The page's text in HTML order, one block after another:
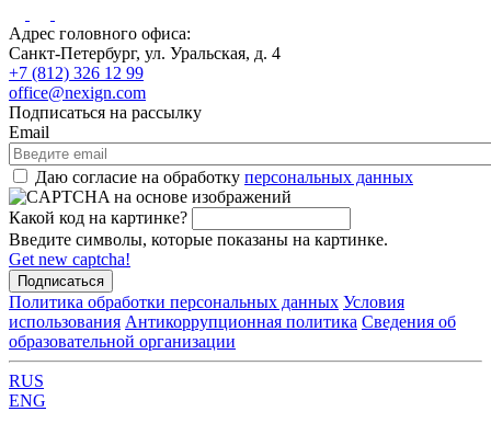
Адрес головного офиса:
Санкт-Петербург, ул. Уральская, д. 4
+7 (812) 326 12 99
office@nexign.com
Подписаться на рассылку
Email
Даю согласие на обработку персональных данных
Какой код на картинке?
Введите символы, которые показаны на картинке.
Get new captcha!
Политика обработки персональных данных Условия
использования Антикоррупционная политика Сведения об
образовательной организации
RUS
ENG